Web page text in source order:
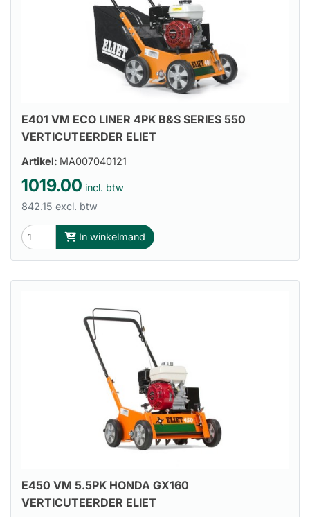
E401 VM ECO LINER 4PK B&S SERIES 550
VERTICUTEERDER ELIET
Artikel: MA007040121
1019.00 incl. btw
842.15 excl. btw
In winkelmand
E450 VM 5.5PK HONDA GX160
VERTICUTEERDER ELIET